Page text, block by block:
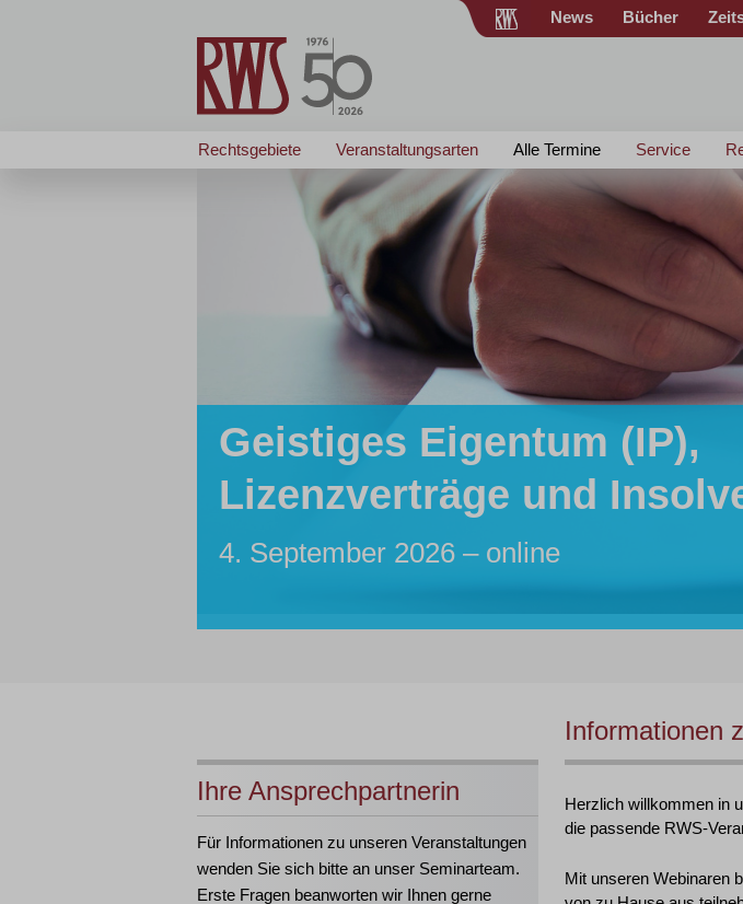
News Bücher
Rechtsgebiete Veranstaltungsarten Alle Termine Service
Geistiges Eigentum (IP),
Lizenzverträge und
4. September 2026 – online
Zertifizierte/r
Sachbearbeiter:in
Insolvenztabelle
21. bis 23. September 2026 in Köln
Zertifizierte/r
Insolvenzassistent:in
7. bis 12. Oktober 2026 online
... passt wie angegossen!
Inhouse-Seminare von
Maßgeschneidert für Ihre Mitarbeiter:innen!
Ihre Ansprechpartnerin
Für Informationen zu unseren Veranstaltungen
wenden Sie sich bitte an unser Seminarteam.
Erste Fragen beanworten wir Ihnen gerne
Informationen
Herzlich willkommen in
die passende RWS-
Mit unseren Webinaren